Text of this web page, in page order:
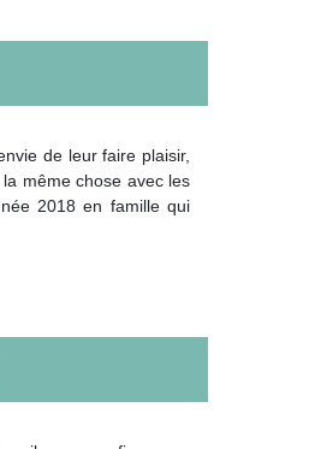
de leur faire plaisir,
même chose avec les
2018 en famille qui